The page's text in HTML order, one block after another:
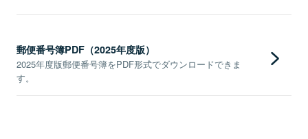
郵便番号簿PDF（2025年度版）
2025年度版郵便番号簿をPDF形式でダウンロードできま
す。